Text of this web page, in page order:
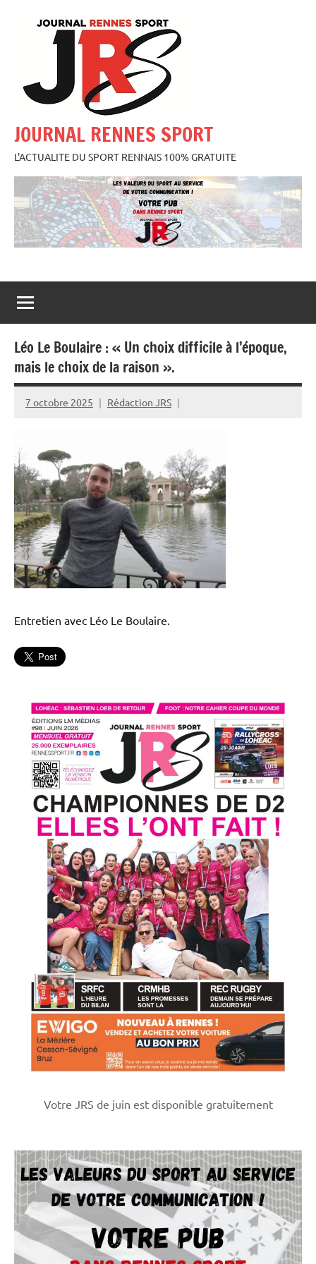
JOURNAL RENNES SPORT
L'ACTUALITE DU SPORT RENNAIS 100% GRATUITE
Léo Le Boulaire : « Un choix difficile à l’époque,
mais le choix de la raison ».
7 octobre 2025 Rédaction JRS
Entretien avec Léo Le Boulaire.
Votre JRS de juin est disponible gratuitement